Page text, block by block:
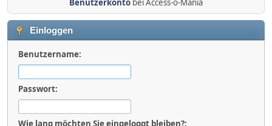
Benutzerkonto bei Access-o-Mania
Einloggen
Benutzername:
Passwort:
Wie lang möchten Sie eingeloggt bleiben?: